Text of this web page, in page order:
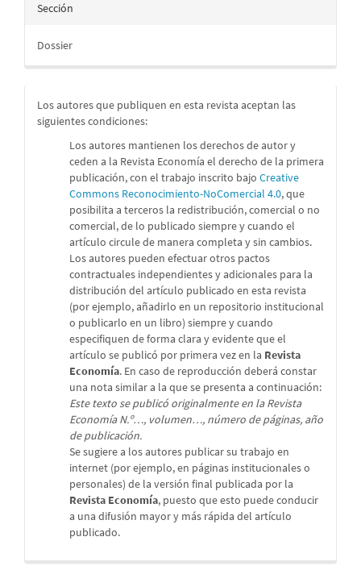
Sección
Dossier
Los autores que publiquen en esta revista aceptan las
siguientes condiciones:
Los autores mantienen los derechos de autor y
ceden a la Revista Economía el derecho de la primera
publicación, con el trabajo inscrito bajo Creative
Commons Reconocimiento-NoComercial 4.0, que
posibilita a terceros la redistribución, comercial o no
comercial, de lo publicado siempre y cuando el
artículo circule de manera completa y sin cambios.
Los autores pueden efectuar otros pactos
contractuales independientes y adicionales para la
distribución del artículo publicado en esta revista
(por ejemplo, añadirlo en un repositorio institucional
o publicarlo en un libro) siempre y cuando
especifiquen de forma clara y evidente que el
artículo se publicó por primera vez en la Revista
Economía. En caso de reproducción deberá constar
una nota similar a la que se presenta a continuación:
Este texto se publicó originalmente en la Revista
Economía N.º…, volumen…, número de páginas, año
de publicación.
Se sugiere a los autores publicar su trabajo en
internet (por ejemplo, en páginas institucionales o
personales) de la versión final publicada por la
Revista Economía, puesto que esto puede conducir
a una difusión mayor y más rápida del artículo
publicado.